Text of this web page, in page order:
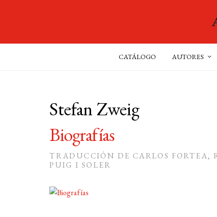
CATÁLOGO AUTORES
Stefan Zweig
Biografías
TRADUCCIÓN DE CARLOS FORTEA,
PUIG I SOLER